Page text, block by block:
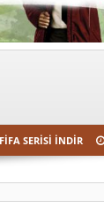
FIFA SERISI İNDIR